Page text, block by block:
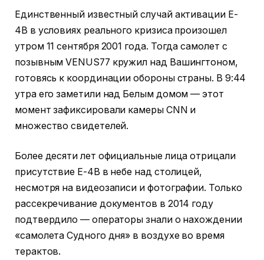
Единственный известный случай активации E-
4B в условиях реального кризиса произошел
утром 11 сентября 2001 года. Тогда самолет с
позывным VENUS77 кружил над Вашингтоном,
готовясь к координации обороны страны. В 9:44
утра его заметили над Белым домом — этот
момент зафиксировали камеры CNN и
множество свидетелей.
Более десяти лет официальные лица отрицали
присутствие E-4B в небе над столицей,
несмотря на видеозаписи и фотографии. Только
рассекречивание документов в 2014 году
подтвердило — операторы знали о нахождении
«самолета Судного дня» в воздухе во время
терактов.